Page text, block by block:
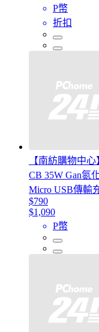
P幣
折扣
【南紡購物中
CB 35W Gan氮
Micro USB傳輸
$790
$1,090
P幣